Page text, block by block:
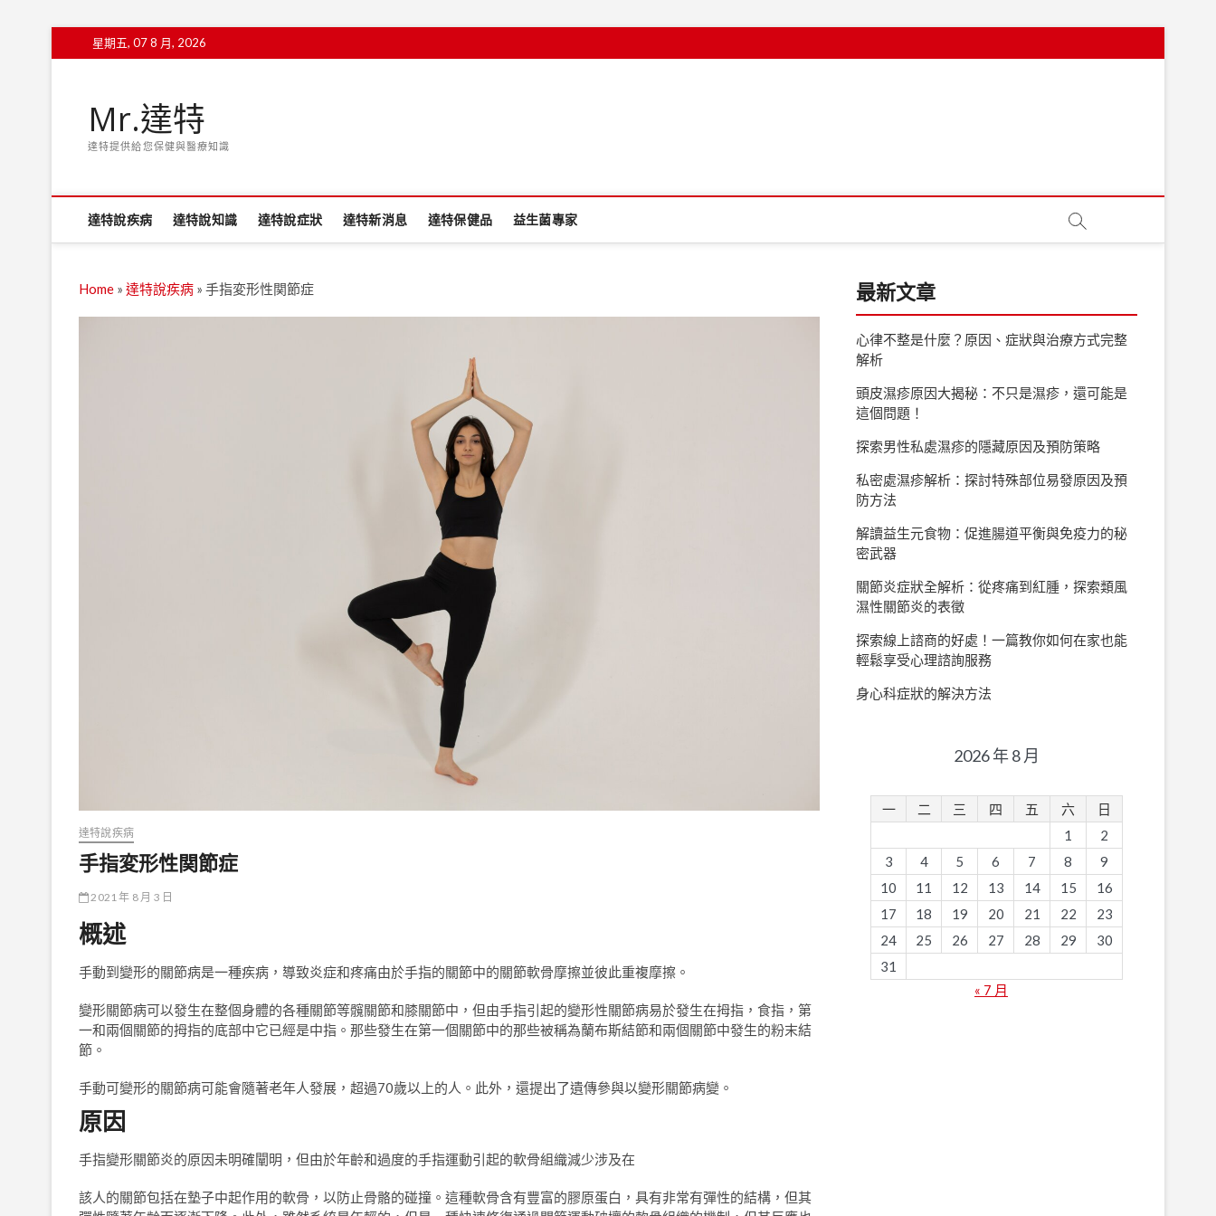
to
星期五, 07 8 月, 2026
Mr.達特
達特提供給您保健與醫療知識
達特說疾病 達特說知識 達特說症狀 達特新消息 達特保健品 益生菌專家
Home » 達特說疾病 » 手指変形性関節症
達特說疾病
手指変形性関節症
2021 年 8 月 3 日
概述
手動到變形的關節病是一種疾病，導致炎症和疼痛由於手指的關節中的關節軟骨摩擦並彼此重複摩擦。
變形關節病可以發生在整個身體的各種關節等髖關節和膝關節中，但由手指引起的變形性關節病易於發生在拇指，食指，第
一和兩個關節的拇指的底部中它已經是中指。那些發生在第一個關節中的那些被稱為蘭布斯結節和兩個關節中發生的粉末結
節。
手動可變形的關節病可能會隨著老年人發展，超過70歲以上的人。此外，還提出了遺傳參與以變形關節病變。
原因
手指變形關節炎的原因未明確闡明，但由於年齡和過度的手指運動引起的軟骨組織減少涉及在
該人的關節包括在墊子中起作用的軟骨，以防止骨骼的碰撞。這種軟骨含有豐富的膠原蛋白，具有非常有彈性的結構，但其
最新文章
心律不整是什麼？原因、症狀與治療方式完整
解析
頭皮濕疹原因大揭秘：不只是濕疹，還可能是
這個問題！
探索男性私處濕疹的隱藏原因及預防策略
私密處濕疹解析：探討特殊部位易發原因及預
防方法
解讀益生元食物：促進腸道平衡與免疫力的秘
密武器
關節炎症狀全解析：從疼痛到紅腫，探索類風
濕性關節炎的表徵
探索線上諮商的好處！一篇教你如何在家也能
輕鬆享受心理諮詢服務
身心科症狀的解決方法
2026 年 8 月
一 二 三 四 五 六
日
1
2
3
4 5 6 7 8
9
10
11 12 13 14 15
16
17
18 19 20 21 22
23
24
25 26 27 28 29
30
31
« 7 月